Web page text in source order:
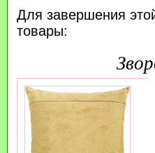
Для завершения
товары: